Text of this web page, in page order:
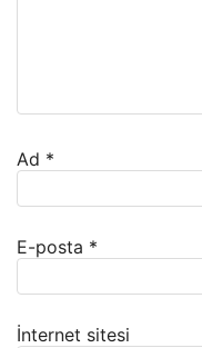
Ad *
E-posta *
İnternet sitesi